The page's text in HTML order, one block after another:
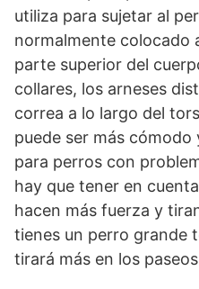
utiliza para sujetar al
normalmente colocado
parte superior del
collares, los arneses
correa a lo largo del
puede ser más
para perros con
hay que tener en
hacen más fuerza y
tienes un perro grande
tirará más en los